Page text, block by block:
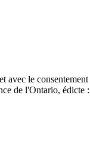
avec le
de l'Ontario, édicte :